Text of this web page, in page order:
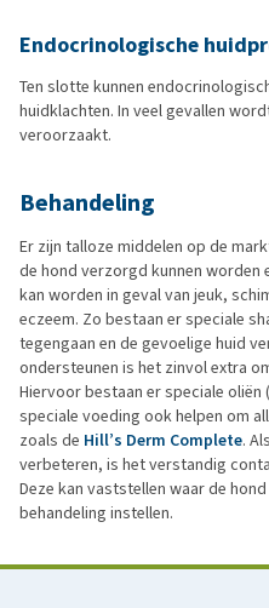
Endocrinologische
Ten slotte kunnen
huidklachten. In veel gevallen
veroorzaakt.
Behandeling
Er zijn talloze middelen op de
de hond verzorgd kunnen worden
kan worden in geval van jeuk,
eczeem. Zo bestaan er speciale
tegengaan en de gevoelige huid
ondersteunen is het zinvol extra
Hiervoor bestaan er speciale oliën
speciale voeding ook helpen om
zoals de Hill’s Derm Complete.
verbeteren, is het verstandig
Deze kan vaststellen waar de
behandeling instellen.